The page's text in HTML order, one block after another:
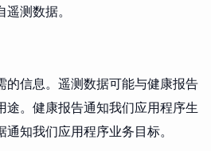
测数据。
的信息。遥测数据可能与健康报告
途。健康报告通知我们应用程序生
知我们应用程序业务目标。